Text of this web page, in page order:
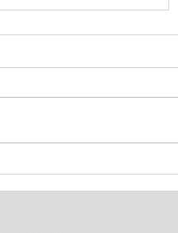
Martillo: Una
frecuente en